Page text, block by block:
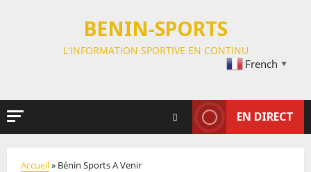
BENIN-SPORTS
L'INFORMATION SPORTIVE EN CONTINU
French ▼
EN DIRECT
Accueil» Bénin Sports A Venir